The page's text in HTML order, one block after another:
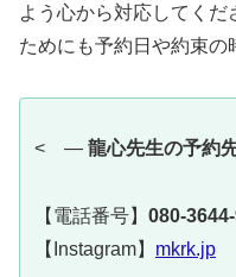
よう心から対応してく
ためにも予約日や約束の
< — 龍心先生の予約
【電話番号】 080-
【Instagram】 mkrk.jp